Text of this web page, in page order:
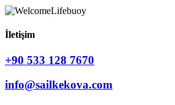
İletişim
+90 533 128 7670
info@sailkekova.com